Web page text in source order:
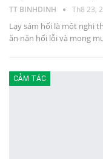
TT BINHDINH Th8 23,
Lạy sám hối là một nghi
ăn năn hối lỗi và mong
CẢM TÁC